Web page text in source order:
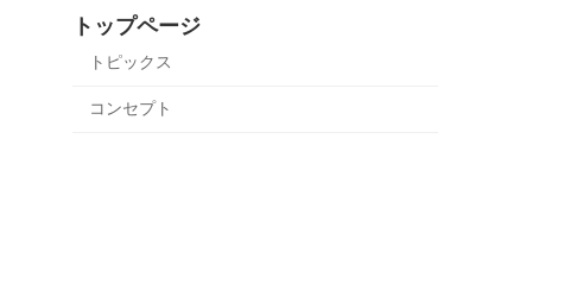
トップページ
トピックス
コンセプト